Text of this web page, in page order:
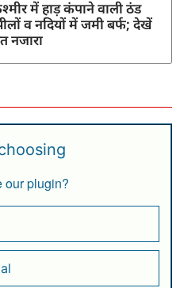
में हाड़ कंपाने वाली ठंड
व नदियों में जमी बर्फ; देखें
नजारा
our plugin?